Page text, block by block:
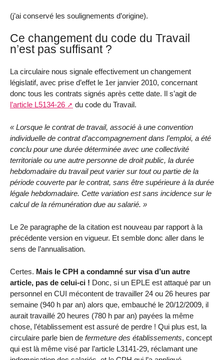
(j’ai conservé les soulignements d’origine).
Ce changement du code du Travail
n’est pas suffisant ?
La circulaire nous signale effectivement un changement
législatif, avec prise d’effet le 1er janvier 2010, concernant
donc tous les contrats signés après cette date. Il s’agit de
l’article L5134-26
du code du Travail.
« Lorsque le contrat de travail, associé à une convention
individuelle de contrat d’accompagnement dans l’emploi, a été
conclu pour une durée déterminée avec une collectivité
territoriale ou une autre personne de droit public, la durée
hebdomadaire du travail peut varier sur tout ou partie de la
période couverte par le contrat, sans être supérieure à la durée
légale hebdomadaire. Cette variation est sans incidence sur le
calcul de la rémunération due au salarié. »
Le 2e paragraphe de la citation est nouveau par rapport à la
précédente version en vigueur. Et semble donc aller dans le
sens de l’annualisation.
Certes. Mais le CPH a condamné sur visa d’un autre
article, pas de celui-ci ! Donc, si un EPLE est attaqué par un
personnel en CUI mécontent de travailler 24 ou 26 heures par
semaine (940 h par an) alors que, embauché le 20/12/2009, il
aurait travaillé 20 heures (780 h par an) payées la même
chose, l’établissement est assuré de perdre ! Qui plus est, la
circulaire parle bien de fermeture des établissements, concept
qui est là même visé par l’article L3141-29, réclamant une